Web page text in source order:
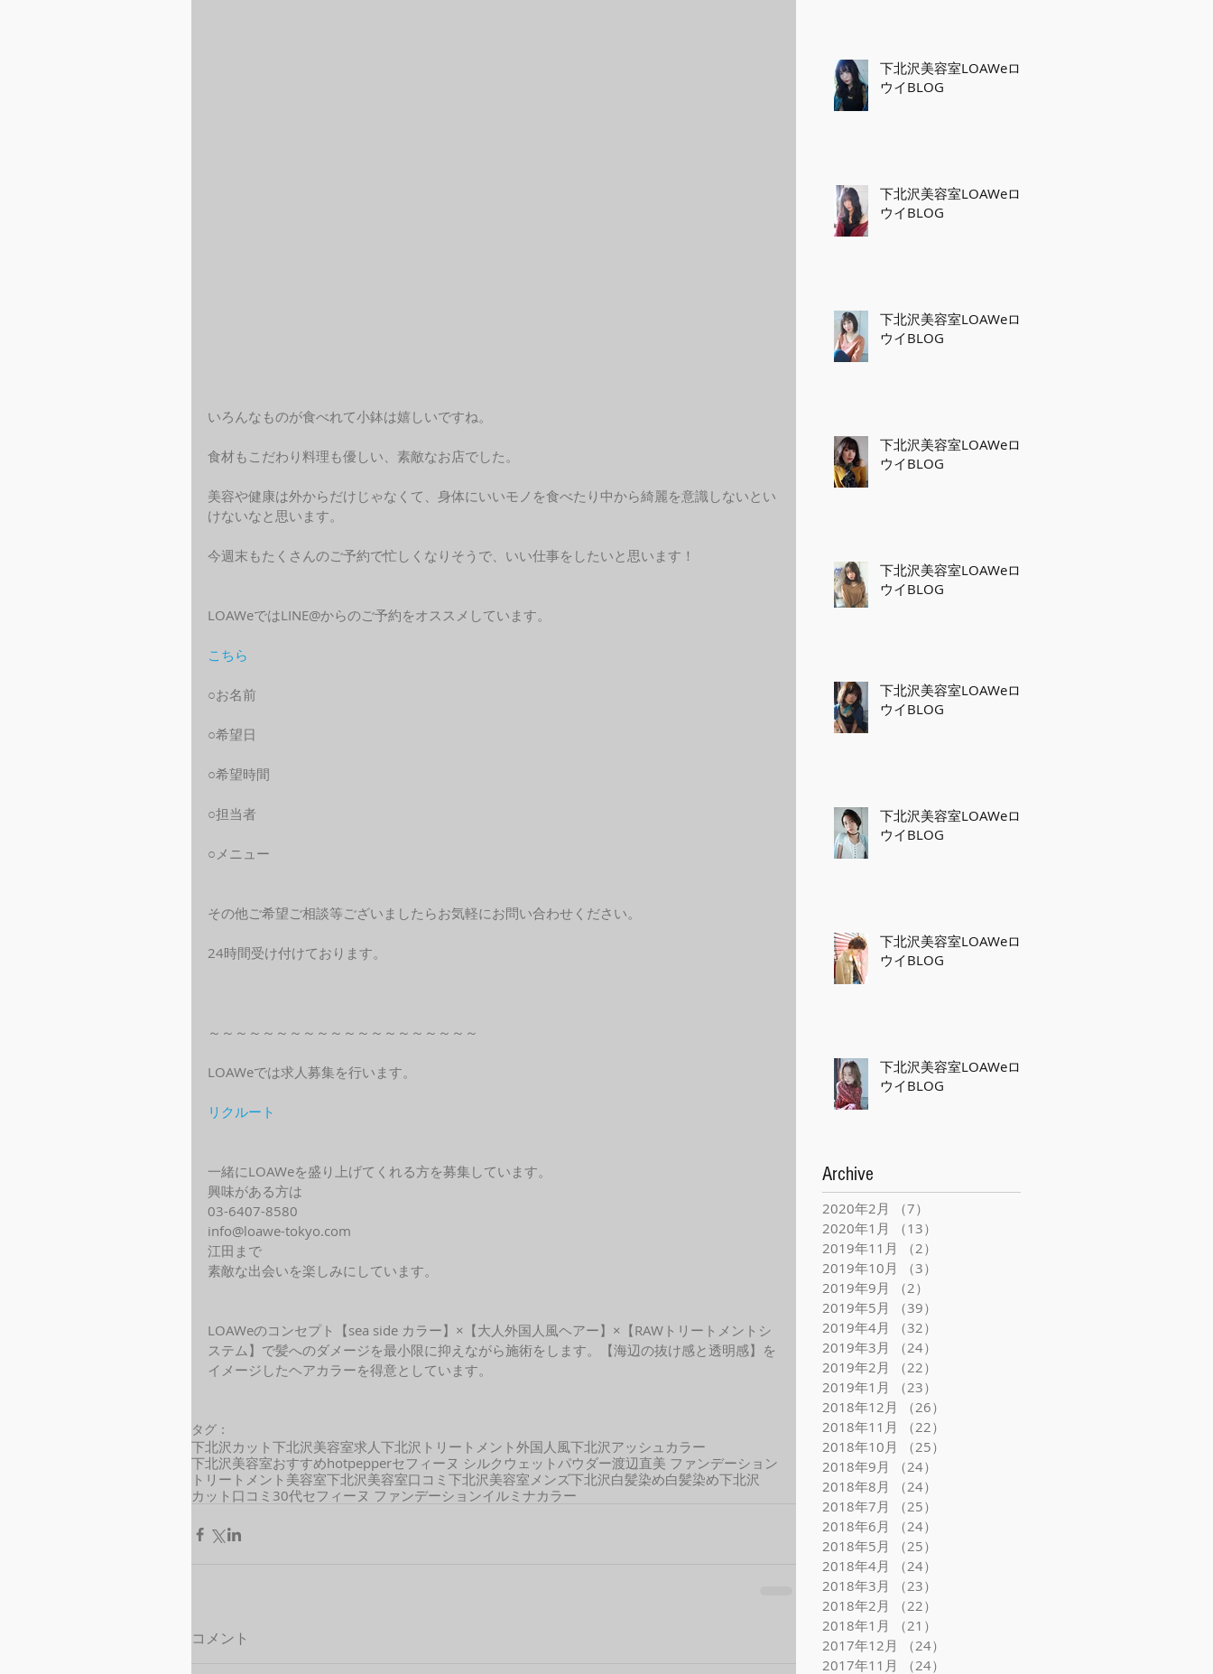
いろんなものが食べれて小鉢は嬉しいですね。
食材もこだわり料理も優しい、素敵なお店でした。
美容や健康は外からだけじゃなくて、身体にいいモノを食べたり中から綺麗を意識しないとい
けないなと思います。
今週末もたくさんのご予約で忙しくなりそうで、いい仕事をしたいと思います！
LOAWeではLINE@からのご予約をオススメしています。
こちら
○お名前
○希望日
○希望時間
○担当者
○メニュー
その他ご希望ご相談等ございましたらお気軽にお問い合わせください。
24時間受け付けております。
～～～～～～～～～～～～～～～～～～～～
LOAWeでは求人募集を行います。
リクルート
一緒にLOAWeを盛り上げてくれる方を募集しています。
興味がある方は
03-6407-8580
info@loawe-tokyo.com
江田まで
素敵な出会いを楽しみにしています。
LOAWeのコンセプト【sea side カラー】×【大人外国人風ヘアー】×【RAWトリートメントシ
ステム】で髪へのダメージを最小限に抑えながら施術をします。【海辺の抜け感と透明感】を
イメージしたヘアカラーを得意としています。
タグ：
下北沢カット 下北沢美容室求人下北沢トリートメント 外国人風下北沢アッシュカラー
下北沢美容室おすすめhotpepperセフィーヌ シルクウェットパウダー渡辺直美 ファンデーション
トリートメント 美容室下北沢美容室口コミ 下北沢美容室メンズ下北沢白髪染め白髪染め下北沢
カット 口コミ 30代セフィーヌ ファンデーションイルミナカラー
コメント
下北沢美容室LOAWeロ
ウイBLOG
下北沢美容室LOAWeロ
ウイBLOG
下北沢美容室LOAWeロ
ウイBLOG
下北沢美容室LOAWeロ
ウイBLOG
下北沢美容室LOAWeロ
ウイBLOG
下北沢美容室LOAWeロ
ウイBLOG
下北沢美容室LOAWeロ
ウイBLOG
下北沢美容室LOAWeロ
ウイBLOG
下北沢美容室LOAWeロ
ウイBLOG
Archive
2020年2月 （7）
2020年1月
（13）
2019年11月
（2）
2019年10月
（3）
2019年9月
（2）
2019年5月
（39）
2019年4月
（32）
2019年3月
（24）
2019年2月
（22）
2019年1月
（23）
2018年12月
（26）
2018年11月
（22）
2018年10月
（25）
2018年9月
（24）
2018年8月
（24）
2018年7月
（25）
2018年6月
（24）
2018年5月
（25）
2018年4月
（24）
2018年3月
（23）
2018年2月
（22）
2018年1月
（21）
2017年12月
（24）
2017年11月
（24）